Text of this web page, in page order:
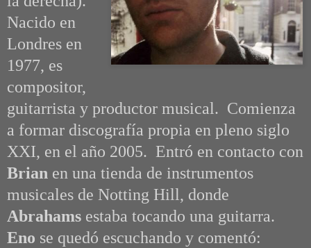
Nacido en
Londres en
1977, es
compositor,
guitarrista y productor musical. Comienza
a formar discografía propia en pleno siglo
XXI, en el año 2005. Entró en contacto con
Brian en una tienda de instrumentos
musicales de Notting Hill, donde
Abrahams estaba tocando una guitarra.
Eno se quedó escuchando y comentó: